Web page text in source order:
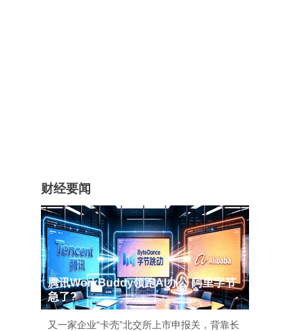
财经要闻
腾讯WorkBuddy领跑AI办公 阿里字节
急了?
又一家企业“卡壳”北交所上市申报关，背靠长